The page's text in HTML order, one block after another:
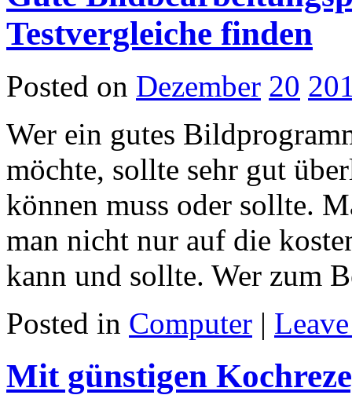
Testvergleiche finden
Posted on Dezember 20
Wer ein gutes
möchte, sollte sehr gut
können muss oder sollte.
man nicht nur auf die
kann und sollte. Wer zum
Posted in Computer |
Mit günstigen